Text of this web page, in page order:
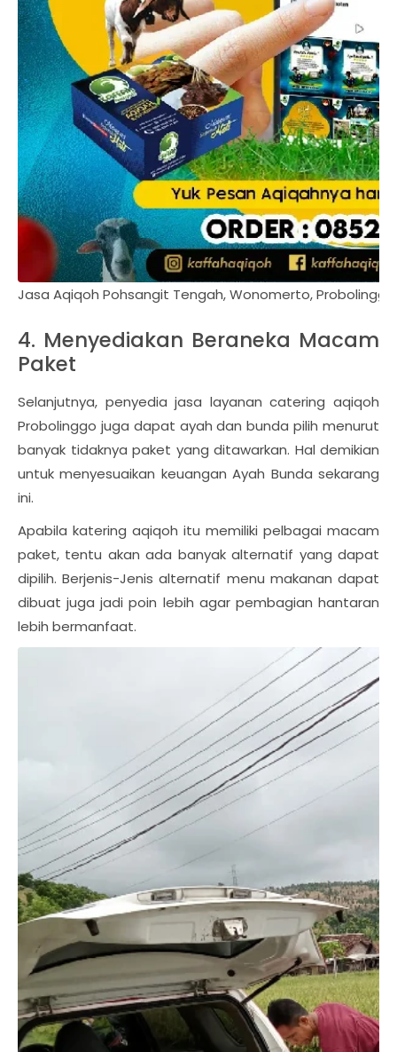
Jasa Aqiqoh Pohsangit Tengah, Wonomerto, Probolinggo
4. Menyediakan Beraneka Macam
Paket
Selanjutnya, penyedia jasa layanan catering aqiqoh
Probolinggo juga dapat ayah dan bunda pilih menurut
banyak tidaknya paket yang ditawarkan. Hal demikian
untuk menyesuaikan keuangan Ayah Bunda sekarang
ini.
Apabila katering aqiqoh itu memiliki pelbagai macam
paket, tentu akan ada banyak alternatif yang dapat
dipilih. Berjenis-Jenis alternatif menu makanan dapat
dibuat juga jadi poin lebih agar pembagian hantaran
lebih bermanfaat.